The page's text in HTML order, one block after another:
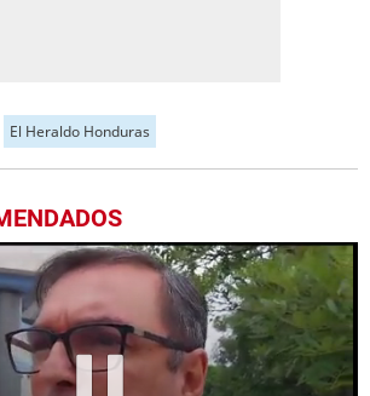
El Heraldo Honduras